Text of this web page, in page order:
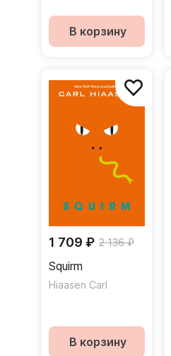
В корзину
1 709 ₽ 2 136 ₽
Squirm
Hiaasen Carl
В корзину